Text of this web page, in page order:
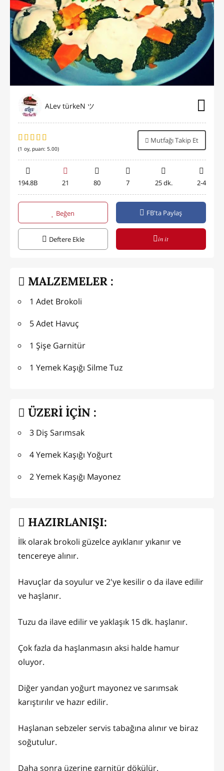
ALev türkeN ツ
(1 oy, puan: 5.00)
Mutfağı Takip Et
194.8B 21 80 7 25 dk. 2-4
Beğen FB'ta Paylaş
Deftere Ekle in it
MALZEMELER :
1 Adet Brokoli
5 Adet Havuç
1 Şişe Garnitür
1 Yemek Kaşığı Silme Tuz
ÜZERİ İÇİN :
3 Diş Sarımsak
4 Yemek Kaşığı Yoğurt
2 Yemek Kaşığı Mayonez
HAZIRLANIŞI:
İlk olarak brokoli güzelce ayıklanır yıkanır ve
tencereye alınır.
Havuçlar da soyulur ve 2'ye kesilir o da ilave edilir
ve haşlanır.
Tuzu da ilave edilir ve yaklaşık 15 dk. haşlanır.
Çok fazla da haşlanmasın aksi halde hamur
oluyor.
Diğer yandan yoğurt mayonez ve sarımsak
karıştırılır ve hazır edilir.
Haşlanan sebzeler servis tabağına alınır ve biraz
soğutulur.
Daha sonra üzerine garnitür dökülür.